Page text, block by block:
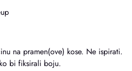
na pramen(ove) kose. Ne ispirati.
bi fiksirali boju.